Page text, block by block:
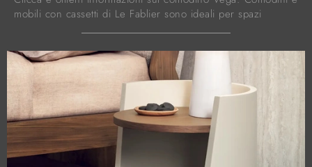
mobili con cassetti di Le Fablier sono ideali per spazi